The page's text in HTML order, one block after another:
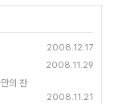
2008.12.17
2008.11.29
의 잔
2008.11.21